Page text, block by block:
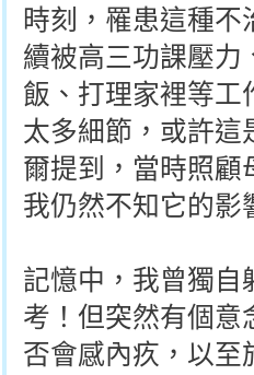
時刻，罹患這種
續被高三功課壓力
飯、打理家裡等工
太多細節，或許這
爾提到，當時照顧
我仍然不知它的影
記憶中，我曾獨自
考！但突然有個意
否會感內疚，以至